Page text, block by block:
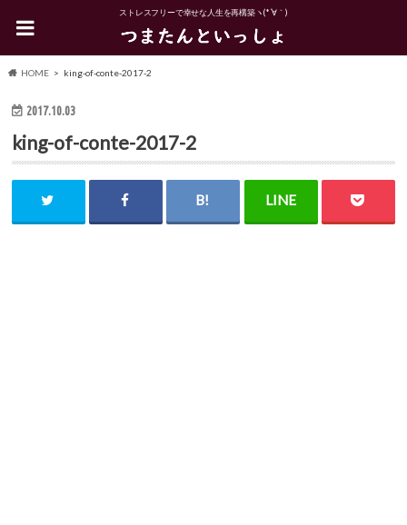
ストレスフリーで幸せな人生を再構築ヽ(*´∀｀)
HOME king-of-conte-2017-2
2017.10.03
king-of-conte-2017-2